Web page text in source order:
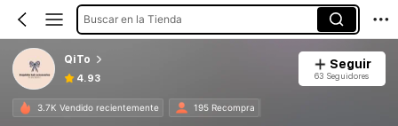
Buscar en la Tienda
QiTo
4.93
Seguir
63 Seguidores
3.7K Vendido recientemente 195 Recompra